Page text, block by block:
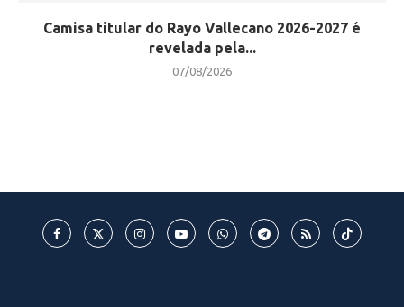
Camisa titular do Rayo Vallecano 2026-2027 é
revelada pela...
07/08/2026